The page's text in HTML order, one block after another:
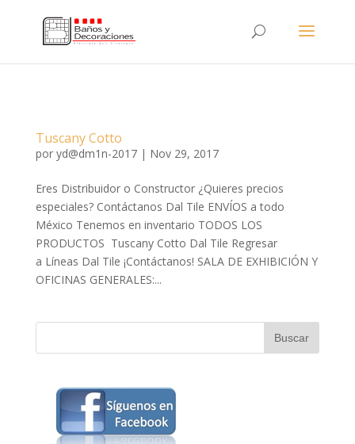
Tuscany Cotto
por yd@dm1n-2017| Nov 29, 2017
Eres Distribuidor o Constructor ¿Quieres precios
especiales? Contáctanos Dal Tile ENVÍOS a todo
México Tenemos en inventario TODOS LOS
PRODUCTOS Tuscany Cotto Dal Tile Regresar
a Líneas Dal Tile ¡Contáctanos! SALA DE EXHIBICIÓN Y
OFICINAS GENERALES:...